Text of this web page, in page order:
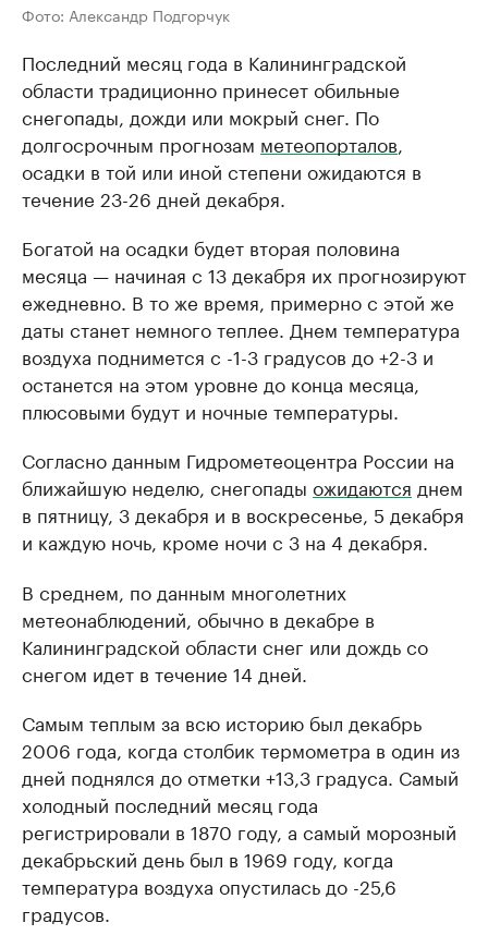
Фото: Александр Подгорчук
Последний месяц года в Калининградской
области традиционно принесет обильные
снегопады, дожди или мокрый снег. По
долгосрочным прогнозам метеопорталов
осадки в той или иной степени ожидаются в
течение 23-26 дней декабря.
Богатой на осадки будет вторая половина
месяца — начиная с 13 декабря их прогнозируют
ежедневно. В то же время, примерно с этой же
даты станет немного теплее. Днем температура
воздуха поднимется с -1-3 градусов до +2-3 и
останется на этом уровне до конца месяца,
плюсовыми будут и ночные температуры.
Согласно данным Гидрометеоцентра России на
ближайшую неделю, снегопады ожидаются днем
в пятницу, 3 декабря и в воскресенье, 5 декабря
и каждую ночь, кроме ночи с 3 на 4 декабря.
В среднем, по данным многолетних
метеонаблюдений, обычно в декабре в
Калининградской области снег или дождь со
снегом идет в течение 14 дней.
Самым теплым за всю историю был декабрь
2006 года, когда столбик термометра в один из
дней поднялся до отметки +13,3 градуса. Самый
холодный последний месяц года
регистрировали в 1870 году, а самый морозный
декабрьский день был в 1969 году, когда
температура воздуха опустилась до -25,6
градусов.